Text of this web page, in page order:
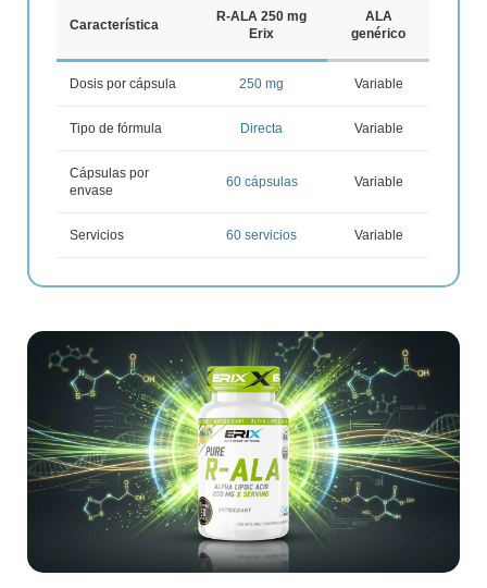
Característica
R-ALA 250 mg
Erix
ALA
genérico
Dosis por cápsula 250 mg Variable
Tipo de fórmula Directa Variable
Cápsulas por
envase
60 cápsulas Variable
Servicios 60 servicios Variable